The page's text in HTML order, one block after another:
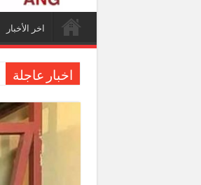
اخر الأخبار
اخبار عاجلة